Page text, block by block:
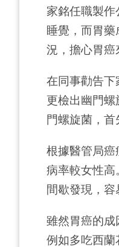
家銘任職製
睡覺，而胃
況，擔心胃癌
在同事勸告下
更檢出幽門
門螺旋菌，首
根據醫管局
病率較女性高
間歇發現，容
雖然胃癌的成
例如多吃西